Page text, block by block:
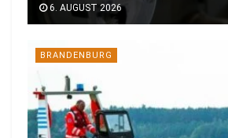
6. AUGUST 2026
BRANDENBURG